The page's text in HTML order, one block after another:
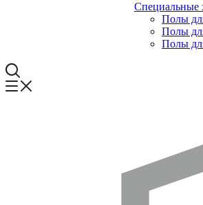
Специальные
Полы
Полы
Полы